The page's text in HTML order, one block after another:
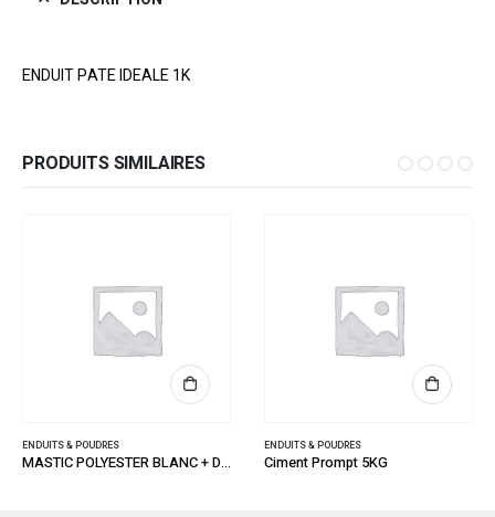
ENDUIT PATE IDEALE 1K
PRODUITS SIMILAIRES
ENDUITS & POUDRES
MASTIC POLYESTER BLANC + DURCIS. 1,5 K
ENDUITS & POUDRES
Ciment Prompt 5KG